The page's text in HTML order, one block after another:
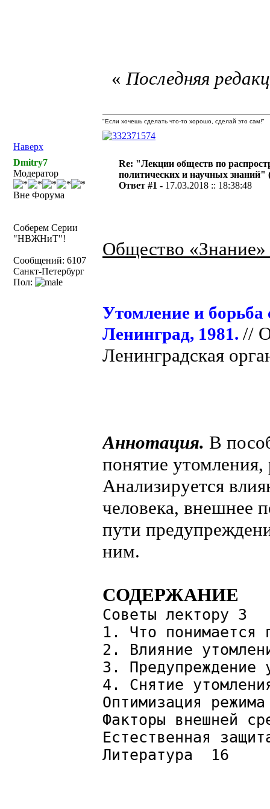
Наверх
«Последняя
"Если хочешь сделать что-то хорошо, сделай это сам!"
Dmitry7
Модератор
Вне Форума
Соберем Серии
"НВЖНиТ"!
Сообщений: 6107
Санкт-Петербург
Пол:
Re: "Лекции обществ по
политических и научных знаний"
Ответ #1 - 17.03.2018 :: 18:38:48
Общество
Утомление и
Ленинград, 1981. //
Ленинградская
Аннотация. В
понятие
Анализируется
человека, внешнее
пути
ним.
СОДЕРЖАНИЕ
Советы лектору 3
1. Что понимается
2. Влияние
3. Предупреждение
4. Снятие
Оптимизация
Факторы внешней
Естественная
Литература 16